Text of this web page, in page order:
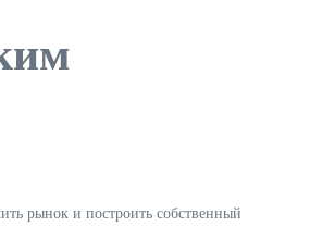
рынок и построить собственный